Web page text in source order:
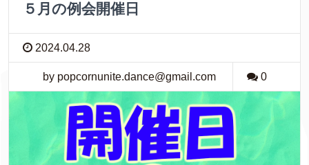
５月の例会開催日
2024.04.28
by popcornunite.dance@gmail.com 0